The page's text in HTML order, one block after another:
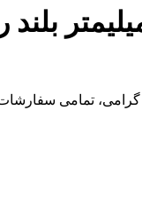
تک 5 میلیمتر